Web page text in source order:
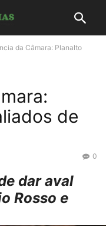
da Câmara: Planalto
de
0
dar aval
Rosso e